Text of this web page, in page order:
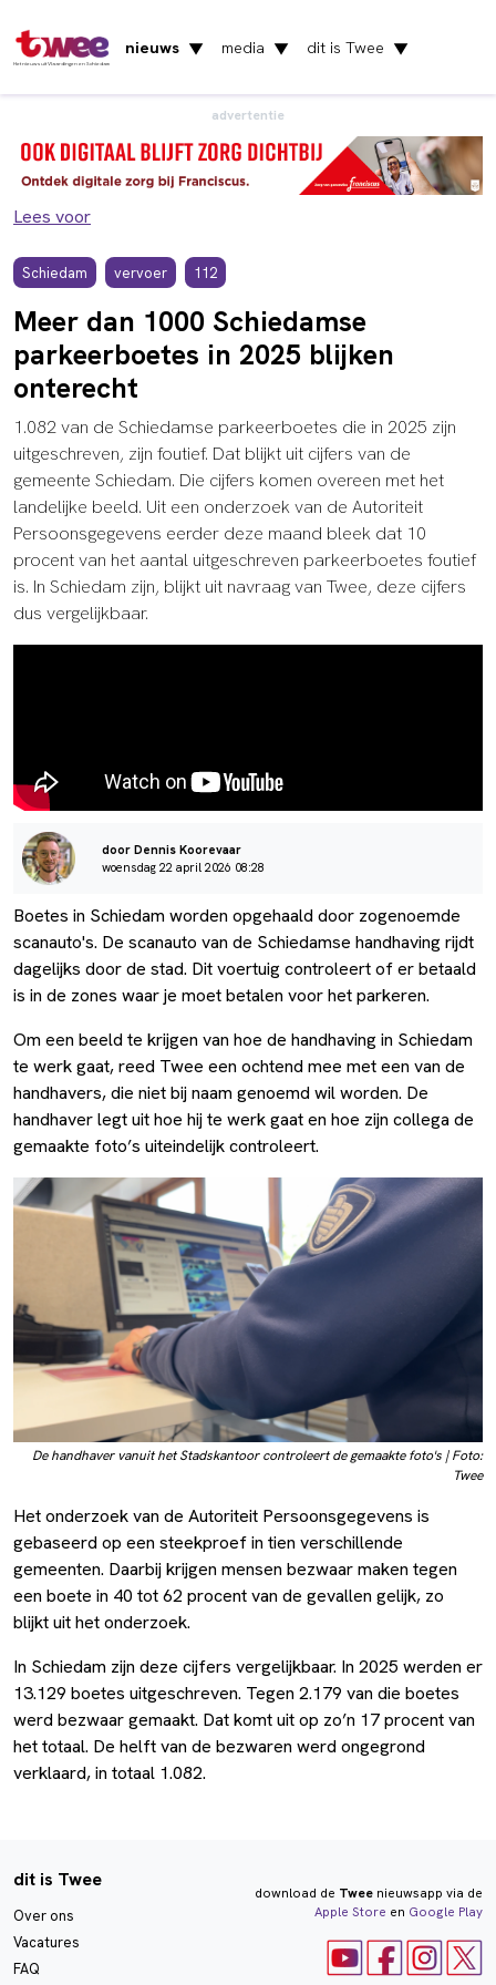
Het nieuws uit Vlaardingen en Schiedam
nieuws ▼ media ▼ dit is Twee ▼
advertentie
Lees voor
Schiedam vervoer 112
Meer dan 1000 Schiedamse
parkeerboetes in 2025 blijken
onterecht
1.082 van de Schiedamse parkeerboetes die in 2025 zijn
uitgeschreven, zijn foutief. Dat blijkt uit cijfers van de
gemeente Schiedam. Die cijfers komen overeen met het
landelijke beeld. Uit een onderzoek van de Autoriteit
Persoonsgegevens eerder deze maand bleek dat 10
procent van het aantal uitgeschreven parkeerboetes foutief
is. In Schiedam zijn, blijkt uit navraag van Twee, deze cijfers
dus vergelijkbaar.
door Dennis Koorevaar
woensdag 22 april 2026 08:28
Boetes in Schiedam worden opgehaald door zogenoemde
scanauto's. De scanauto van de Schiedamse handhaving rijdt
dagelijks door de stad. Dit voertuig controleert of er betaald
is in de zones waar je moet betalen voor het parkeren.
Om een beeld te krijgen van hoe de handhaving in Schiedam
te werk gaat, reed Twee een ochtend mee met een van de
handhavers, die niet bij naam genoemd wil worden. De
handhaver legt uit hoe hij te werk gaat en hoe zijn collega de
gemaakte foto’s uiteindelijk controleert.
De handhaver vanuit het Stadskantoor controleert de gemaakte foto's | Foto:
Twee
Het onderzoek van de Autoriteit Persoonsgegevens is
gebaseerd op een steekproef in tien verschillende
gemeenten. Daarbij krijgen mensen bezwaar maken tegen
een boete in 40 tot 62 procent van de gevallen gelijk, zo
blijkt uit het onderzoek.
In Schiedam zijn deze cijfers vergelijkbaar. In 2025 werden er
13.129 boetes uitgeschreven. Tegen 2.179 van die boetes
werd bezwaar gemaakt. Dat komt uit op zo’n 17 procent van
het totaal. De helft van de bezwaren werd ongegrond
verklaard, in totaal 1.082.
dit is Twee
Over ons
Vacatures
FAQ
download de Tweenieuwsapp via de
Apple Store en Google Play